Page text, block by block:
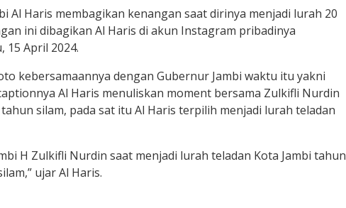
Al Haris membagikan kenangan saat dirinya menjadi lurah 20
ini dibagikan Al Haris di akun Instagram pribadinya
15 April 2024.
kebersamaannya dengan Gubernur Jambi waktu itu yakni
Al Haris menuliskan moment bersama Zulkifli Nurdin
silam, pada sat itu Al Haris terpilih menjadi lurah teladan
H Zulkifli Nurdin saat menjadi lurah teladan Kota Jambi tahun
ujar Al Haris.